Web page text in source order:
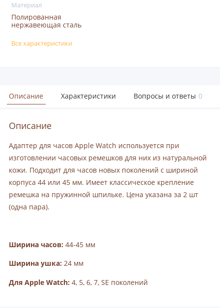
Материал
Полированная
нержавеющая сталь
Все характеристики
Описание Характеристики Вопросы и ответы 0
Описание
Адаптер для часов Apple Watch используется при
изготовлении часовых ремешков для них из натуральной
кожи. Подходит для часов новых поколений с шириной
корпуса 44 или 45 мм. Имеет классическое крепление
ремешка на пружинной шпильке. Цена указана за 2 шт
(одна пара).
Ширина часов: 44-45 мм
Ширина ушка: 24 мм
Для Apple Watch: 4, 5, 6, 7, SE поколений